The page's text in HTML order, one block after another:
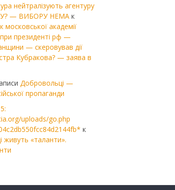
нейтралізують агентуру
— ВИБОРУ НЕМА к
московської академії
президенті рф —
— скеровував дії
Кубракова? — заява в
Добровольці —
пропаганди
uploads/go.php
к
живуть «таланти».